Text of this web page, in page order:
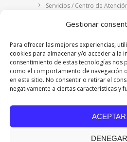
Gestionar
Para ofrecer las mejores experiencias,
cookies para almacenar y/o acceder a la
consentimiento de estas tecnologías
como el comportamiento de navegación
en este sitio. No consentir o retirar el
negativamente a ciertas características y
ACEPTAR
DENEGAR
Servicios / Centro de
Correo Institucional
Notificaciones judiciales
| Personería
7542 de mayo de
Acreditación Institucional